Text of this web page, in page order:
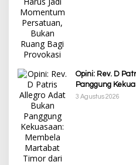
Opini: Rev. D
Panggung
dari Politik
3 Agustus 2026